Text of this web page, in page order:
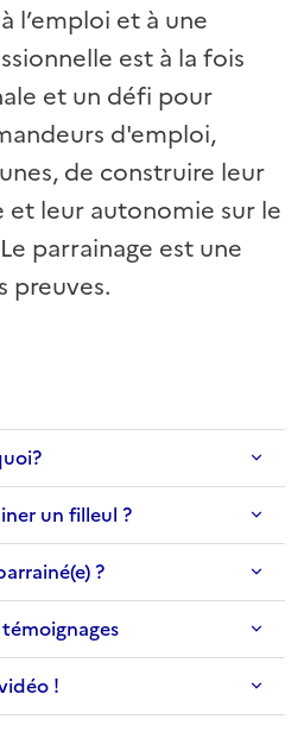
l’emploi et à une
est à la fois
et un défi pour
d'emploi,
de construire leur
leur autonomie sur le
parrainage est une
preuves.
un filleul ?
?
!